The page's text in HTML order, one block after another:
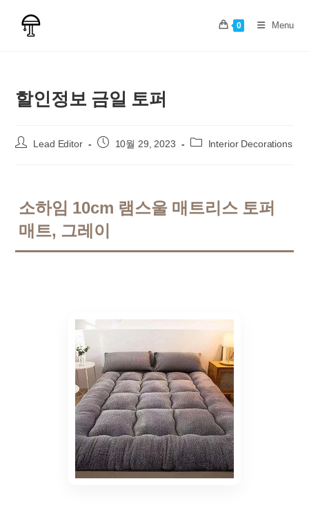
0 Menu
할인정보 금일 토퍼
Post Lead Editor
Post 10월 29, 2023
Post Interior Decorations
소하임 10cm 램스울 매트리스 토퍼
매트, 그레이